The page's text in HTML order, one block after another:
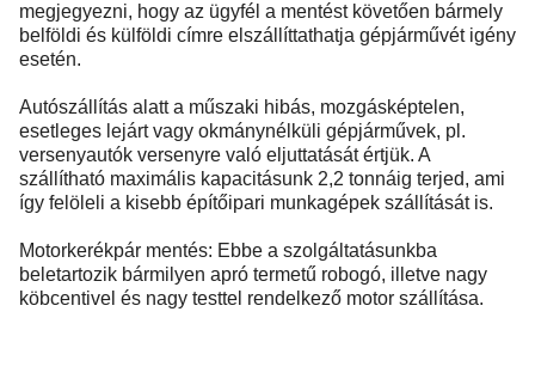
megjegyezni, hogy az ügyfél a mentést követően bármely
belföldi és külföldi címre elszállíttathatja gépjárművét igény
esetén.
Autószállítás alatt a műszaki hibás, mozgásképtelen,
esetleges lejárt vagy okmánynélküli gépjárművek, pl.
versenyautók versenyre való eljuttatását értjük. A
szállítható maximális kapacitásunk 2,2 tonnáig terjed, ami
így felöleli a kisebb építőipari munkagépek szállítását is.
Motorkerékpár mentés: Ebbe a szolgáltatásunkba
beletartozik bármilyen apró termetű robogó, illetve nagy
köbcentivel és nagy testtel rendelkező motor szállítása.